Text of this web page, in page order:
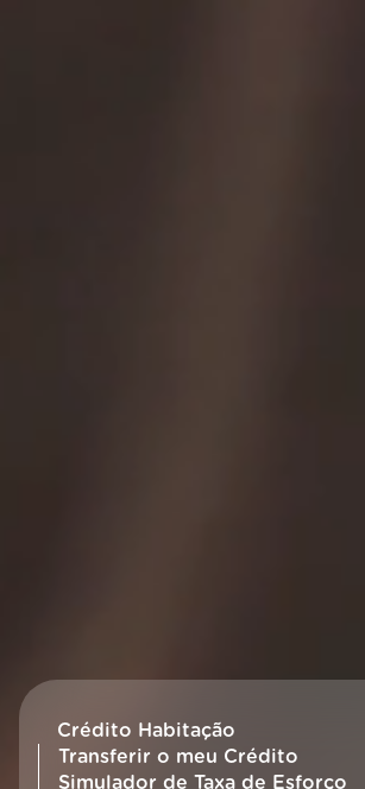
Crédito Habitação
Transferir o meu Crédito
Simulador de Taxa de Esforço